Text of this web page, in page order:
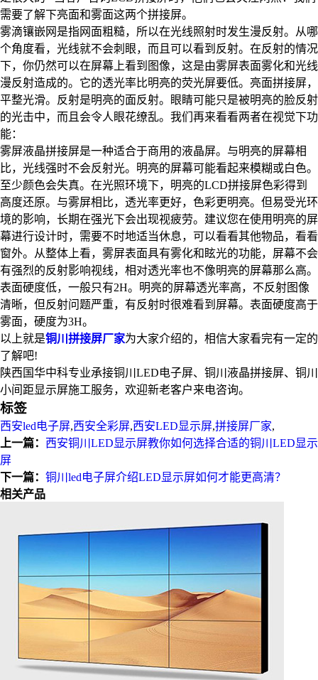
需要了解下亮面和雾面这两个拼接屏。
雾滴镶嵌网是指网面粗糙，所以在光线照射时发生漫反射。从哪
个角度看，光线就不会刺眼，而且可以看到反射。在反射的情况
下，你仍然可以在屏幕上看到图像，这是由雾屏表面雾化和光线
漫反射造成的。它的透光率比明亮的荧光屏要低。亮面拼接屏，
平整光滑。反射是明亮的面反射。眼睛可能只是被明亮的脸反射
的光击中，而且会令人眼花缭乱。我们再来看看两者在视觉下功
能：
雾屏液晶拼接屏是一种适合于商用的液晶屏。与明亮的屏幕相
比，光线强时不会反射光。明亮的屏幕可能看起来模糊或白色。
至少颜色会失真。在光照环境下，明亮的LCD拼接屏色彩得到
高度还原。与雾屏相比，透光率更好，色彩更明亮。但易受光环
境的影响，长期在强光下会出现视疲劳。建议您在使用明亮的屏
幕进行设计时，需要不时地适当休息，可以看看其他物品，看看
窗外。从整体上看，雾屏表面具有雾化和眩光的功能，屏幕不会
有强烈的反射影响视线，相对透光率也不像明亮的屏幕那么高。
表面硬度低，一般只有2H。明亮的屏幕透光率高，不反射图像
清晰，但反射问题严重，有反射时很难看到屏幕。表面硬度高于
雾面，硬度为3H。
以上就是铜川拼接屏厂家为大家介绍的，相信大家看完有一定的
了解吧!
陕西国华中科专业承接铜川LED电子屏、铜川液晶拼接屏、铜川
小间距显示屏施工服务，欢迎新老客户来电咨询。
标签
西安led电子屏,西安全彩屏,西安LED显示屏,拼接屏厂家,
上一篇： 西安铜川LED显示屏教你如何选择合适的铜川LED显示
屏
下一篇： 铜川led电子屏介绍LED显示屏如何才能更高清？
相关产品